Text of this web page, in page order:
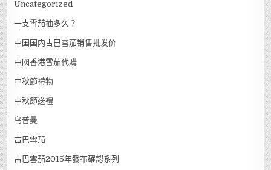
Uncategorized
一支雪茄抽多久？
中国国内古巴雪茄销售批发价
中國香港雪茄代購
中秋節禮物
中秋節送禮
乌普曼
古巴雪茄
古巴雪茄2015年發布確認系列